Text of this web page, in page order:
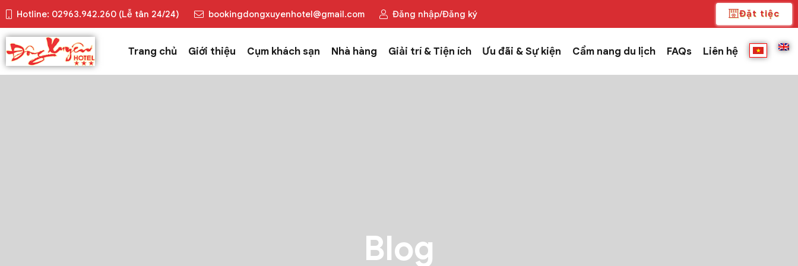
Hotline: 02963.942.260 (Lễ tân 24/24) bookingdongxuyenhotel@gmail.com Đăng nhập/Đăng ký Đặt tiệc
Trang chủ Giới thiệu Cụm khách sạn Nhà hàng Giải trí & Tiện ích Ưu đãi & Sự kiện Cẩm nang du lịch FAQs Liên hệ
Blog